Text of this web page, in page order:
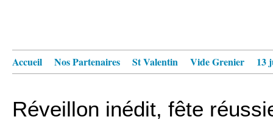
Accueil Nos Partenaires St Valentin Vide Grenier 13
Réveillon inédit, fête